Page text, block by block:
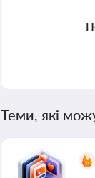
Теми, які